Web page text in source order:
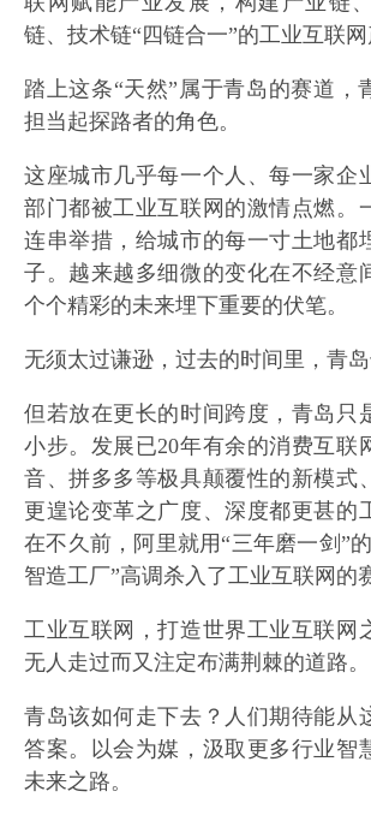
链、技术链“四链合一”的工业互联网
踏上这条“天然”属于青岛的赛道，
担当起探路者的角色。
这座城市几乎每一个人、每一家企
部门都被工业互联网的激情点燃。
连串举措，给城市的每一寸土地都
子。越来越多细微的变化在不经意
个个精彩的未来埋下重要的伏笔。
无须太过谦逊，过去的时间里，青岛
但若放在更长的时间跨度，青岛只
小步。发展已20年有余的消费互联
音、拼多多等极具颠覆性的新模式
更遑论变革之广度、深度都更甚的
在不久前，阿里就用“三年磨一剑”
智造工厂”高调杀入了工业互联网
工业互联网，打造世界工业互联网
无人走过而又注定布满荆棘的道路。
青岛该如何走下去？人们期待能从
答案。以会为媒，汲取更多行业智
未来之路。